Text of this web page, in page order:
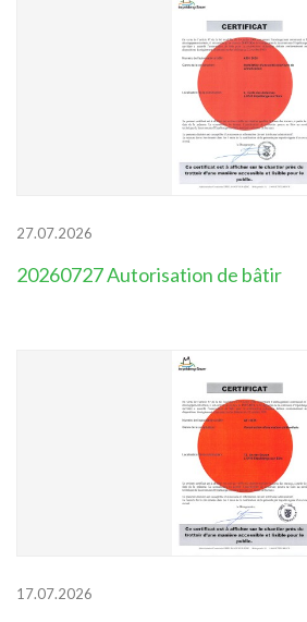
27.07.2026
20260727 Autorisation de bâtir
17.07.2026